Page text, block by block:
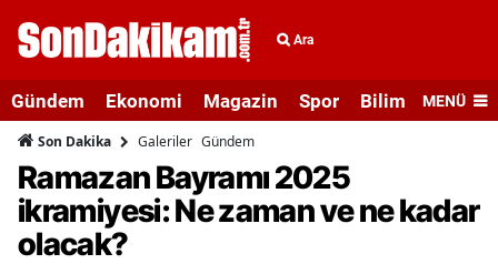
Ara
Gündem Ekonomi Magazin Spor Bilim veMENÜ
Son Dakika Galeriler Gündem
Ramazan Bayramı 2025
ikramiyesi: Ne zaman ve ne kadar
olacak?